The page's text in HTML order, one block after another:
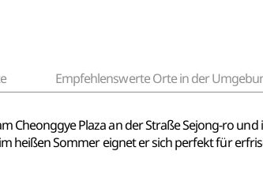
Empfehlenswerte Orte in der
Cheonggye Plaza an der Straße Sejong-ro
heißen Sommer eignet er sich perfekt für